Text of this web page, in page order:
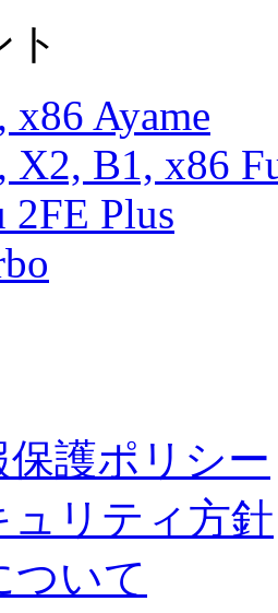
ト
Ayame
X2, B1, x86
2FE Plus
護ポリシー
ュリティ方針
ついて